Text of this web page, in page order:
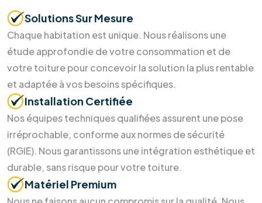
Soumettre maintenant